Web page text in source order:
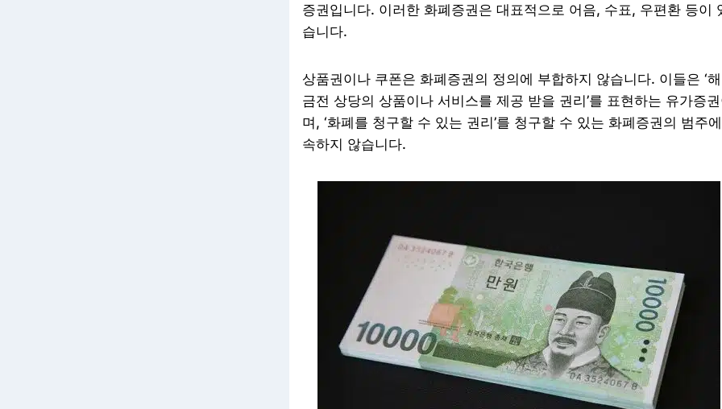
증권입니다. 이러한 화폐증권은 대표적으로 어음, 수표, 우편환 등이
습니다.
상품권이나 쿠폰은 화폐증권의 정의에 부합하지 않습니다. 이들은 ‘
금전 상당의 상품이나 서비스를 제공 받을 권리’를 표현하는 유가증
며, ‘화폐를 청구할 수 있는 권리’를 청구할 수 있는 화폐증권의 범주
속하지 않습니다.